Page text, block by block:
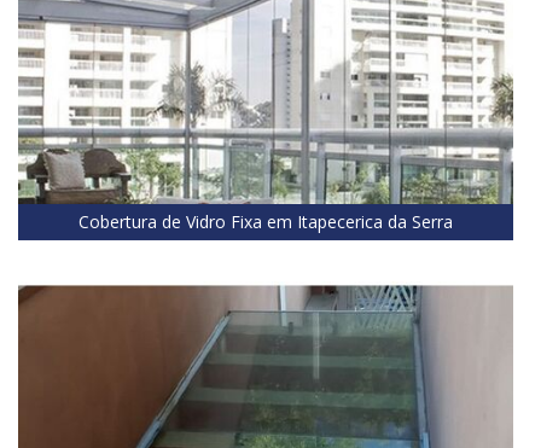
Cobertura de Vidro Fixa em Itapecerica da Serra